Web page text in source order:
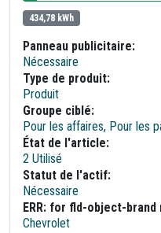
434,78 kWh
Panneau publicitaire:
Nécessaire
Type de produit:
Produit
Groupe ciblé:
Pour les affaires, Pour les
État de l'article:
2 Utilisé
Statut de l'actif:
Nécessaire
ERR: for fld-object-
Chevrolet